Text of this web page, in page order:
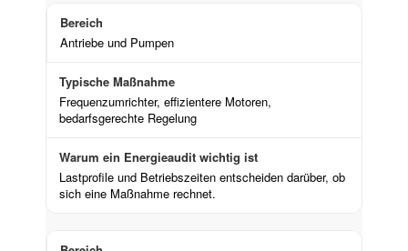
Antriebe und Pumpen
Frequenzumrichter, effizientere Motoren,
bedarfsgerechte Regelung
Lastprofile und Betriebszeiten entscheiden darüber, ob
sich eine Maßnahme rechnet.